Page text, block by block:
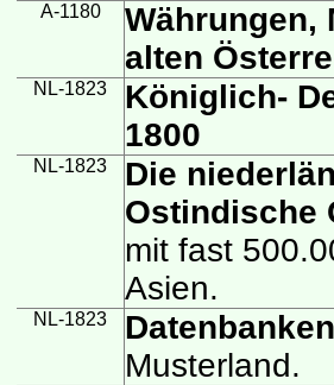
A-1180
Währungen,
alten
NL-1823
Königlich-
1800
NL-1823
Die
Ostindische
mit fast
Asien.
NL-1823
Musterland.